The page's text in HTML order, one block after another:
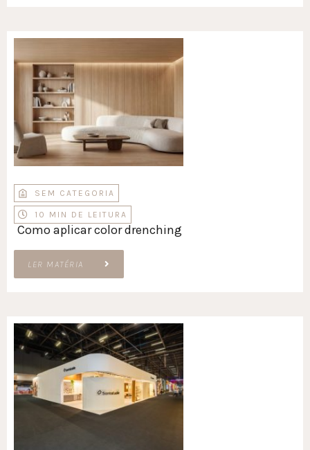
SEM CATEGORIA
10 MIN DE LEITURA
Como aplicar color drenching
LER MATÉRIA